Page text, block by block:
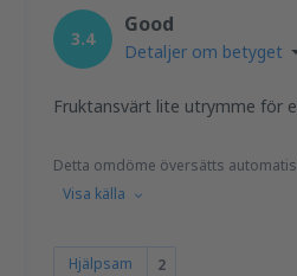
3.4
Good
Detaljer om betyget
Fruktansvärt lite utrymme för
Detta omdöme översätts
Visa källa
Hjälpsam 2